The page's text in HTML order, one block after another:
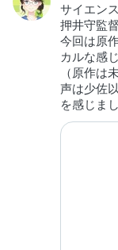
サイエン
押井守監
今回は原
カルな感
（原作は
声は少佐
を感じま